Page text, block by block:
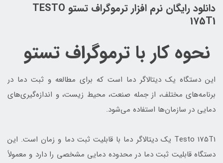
دانلود رایگان نرم افزار ترموگراف تستو TESTO
175T1
نحوه کار با ترموگراف تستو
این دستگاه یک دیتالاگر دما است که برای مطالعه و ثبت دما در
برنامه‌های مختلف، از جمله صنعت، محیط زیست، و اندازه‌گیری‌های
دمایی در سازمان‌ها استفاده می‌شود.
Testo 175T1 یک دیتالاگر دما با قابلیت ثبت دما و زمان است. این
دستگاه قابلیت ثبت دما در محدوده دمایی مشخصی را دارد و معمولاً